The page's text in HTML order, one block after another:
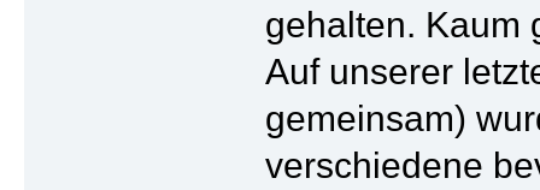
gehalten. Kaum
Auf unserer
gemeinsam)
verschiedene